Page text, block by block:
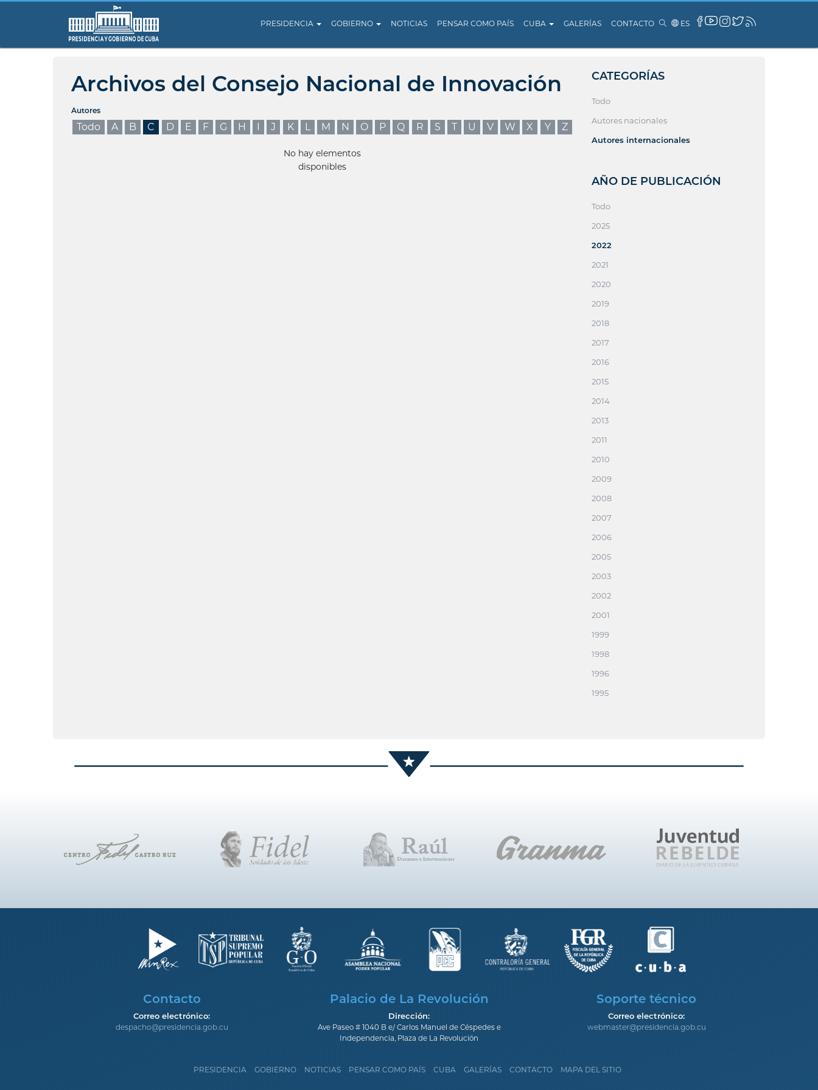
PRESIDENCIA GOBIERNO NOTICIAS PENSAR COMO PAÍS CUBA GALERÍAS CONTACTO ES
Archivos del Consejo Nacional de Innovación
Autores
Todo A B C D E F G H I J K L M N O P Q R S T U V W X Y Z
No hay elementos
disponibles
CATEGORÍAS
Todo
Autores nacionales
Autores internacionales
AÑO DE PUBLICACIÓN
Todo
2025
2022
2021
2020
2019
2018
2017
2016
2015
2014
2013
2011
2010
2009
2008
2007
2006
2005
2003
2002
2001
1999
1998
1996
1995
Contacto
Correo electrónico:
despacho@presidencia.gob.cu
Palacio de La Revolución
Dirección:
Ave Paseo # 1040 B e/ Carlos Manuel de Céspedes e
Independencia, Plaza de La Revolución
Soporte técnico
Correo electrónico:
webmaster@presidencia.gob.cu
PRESIDENCIA GOBIERNO NOTICIAS PENSAR COMO PAÍS CUBA GALERÍAS CONTACTO MAPA DEL SITIO